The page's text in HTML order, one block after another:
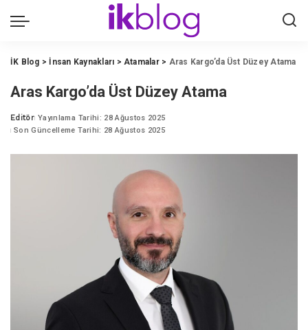
İK Blog > İnsan Kaynakları > Atamalar> Aras Kargo’da Üst Düzey Atama
Aras Kargo’da Üst Düzey Atama
Posted
by
Editör Yayınlama Tarihi: 28 Ağustos 2025
Son Güncelleme Tarihi: 28 Ağustos 2025